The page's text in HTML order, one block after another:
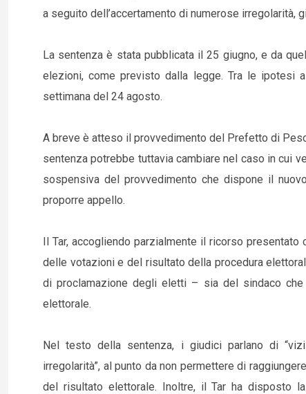
a seguito dell’accertamento di numerose
La sentenza è stata pubblicata il 25 giugno, e da
elezioni, come previsto dalla legge. Tra le ipotesi
settimana del 24 agosto.
A breve è atteso il provvedimento del Prefetto di
sentenza potrebbe tuttavia cambiare nel caso in cui
sospensiva del provvedimento che dispone il
proporre appello.
Il Tar, accogliendo parzialmente il ricorso
delle votazioni e del risultato della procedura
di proclamazione degli eletti – sia del sindaco
elettorale.
Nel testo della sentenza, i giudici parlano di
irregolarità”, al punto da non permettere di
del risultato elettorale. Inoltre, il Tar ha disposto